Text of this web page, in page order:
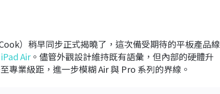
Cook）稍早同步正式揭曉了，這次備受期待的平板產品線
iPad Air。儘管外觀設計維持既有語彙，但內部的硬體升
專業級距，進一步模糊 Air 與 Pro 系列的界線。